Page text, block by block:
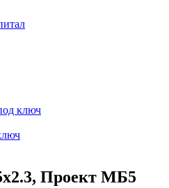
ключ
Проект МБ5